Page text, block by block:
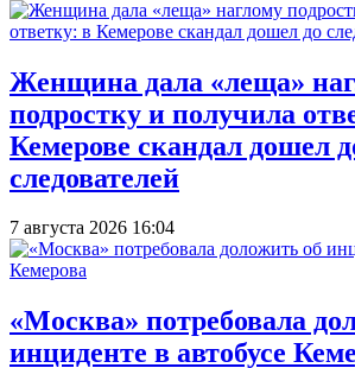
Женщина дала «леща»
подростку и получила
Кемерове скандал дошел
следователей
7 августа 2026 16:04
«Москва» потребовала
инциденте в автобусе